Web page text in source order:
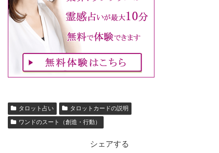
タロット占い
タロットカードの説明
ワンドのスート（創造・行動）
シェアする